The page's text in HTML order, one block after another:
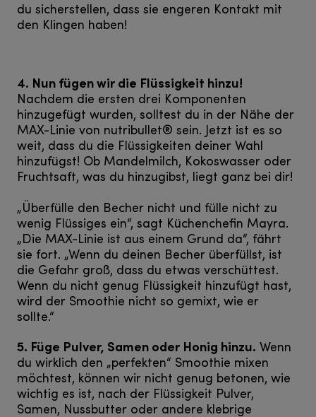
du sicherstellen, dass sie engeren Kontakt mit
den Klingen haben!
4. Nun fügen wir die Flüssigkeit hinzu!
Nachdem die ersten drei Komponenten
hinzugefügt wurden, solltest du in der Nähe der
MAX-Linie von nutribullet® sein. Jetzt ist es so
weit, dass du die Flüssigkeiten deiner Wahl
hinzufügst! Ob Mandelmilch, Kokoswasser oder
Fruchtsaft, was du hinzugibst, liegt ganz bei dir!
„Überfülle den Becher nicht und fülle nicht zu
wenig Flüssiges ein“, sagt Küchenchefin Mayra.
„Die MAX-Linie ist aus einem Grund da“, fährt
sie fort. „Wenn du deinen Becher überfüllst, ist
die Gefahr groß, dass du etwas verschüttest.
Wenn du nicht genug Flüssigkeit hinzufügt hast,
wird der Smoothie nicht so gemixt, wie er
sollte.“
5. Füge Pulver, Samen oder Honig hinzu. Wenn
du wirklich den „perfekten“ Smoothie mixen
möchtest, können wir nicht genug betonen, wie
wichtig es ist, nach der Flüssigkeit Pulver,
Samen, Nussbutter oder andere klebrige